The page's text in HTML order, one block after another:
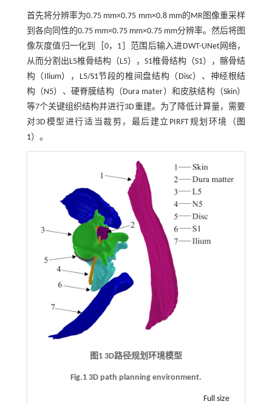
首先将分辨率为0.75 mm×0.75 mm×0.8 mm的MR图像重采样
到各向同性的0.75 mm×0.75 mm×0.75 mm分辨率。然后将图
像灰度值归一化到［0，1］范围后输入进DWT-UNet网络，
从而分割出L5椎骨结构（L5），S1椎骨结构（S1），髂骨结
构（Ilium），L5/S1节段的椎间盘结构（Disc）、神经根结
构（N5）、硬脊膜结构（Dura mater）和皮肤结构（Skin）
等7个关键组织结构并进行3D重建。为了降低计算量，需要
对3D模型进行适当裁剪，最后建立PIRFT规划环境（ 图
1）。
图1 3D路径规划环境模型
Fig.1 3D path planning environment.
Full size